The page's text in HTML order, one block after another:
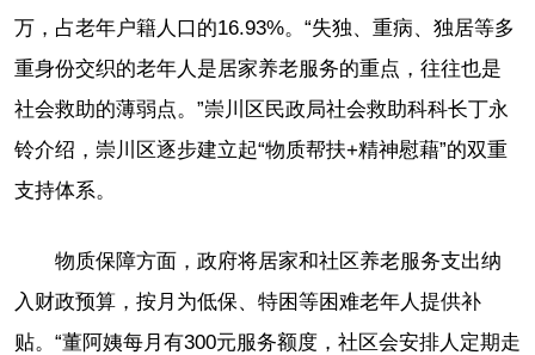
万，占老年户籍人口的16.93%。“失独、重病、独居等多
重身份交织的老年人是居家养老服务的重点，往往也是
社会救助的薄弱点。”崇川区民政局社会救助科科长丁永
铃介绍，崇川区逐步建立起“物质帮扶+精神慰藉”的双重
支持体系。
物质保障方面，政府将居家和社区养老服务支出纳
入财政预算，按月为低保、特困等困难老年人提供补
贴。“董阿姨每月有300元服务额度，社区会安排人定期走